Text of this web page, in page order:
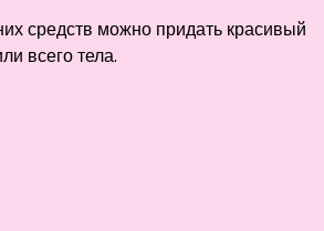
средств можно придать красивый
всего тела.